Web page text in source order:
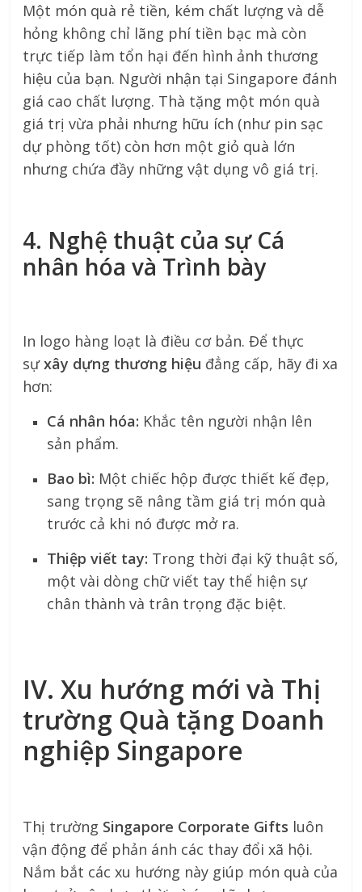
Một món quà rẻ tiền, kém chất lượng và dễ
hỏng không chỉ lãng phí tiền bạc mà còn
trực tiếp làm tổn hại đến hình ảnh thương
hiệu của bạn. Người nhận tại Singapore đánh
giá cao chất lượng. Thà tặng một món quà
giá trị vừa phải nhưng hữu ích (như pin sạc
dự phòng tốt) còn hơn một giỏ quà lớn
nhưng chứa đầy những vật dụng vô giá trị.
4. Nghệ thuật của sự Cá
nhân hóa và Trình bày
In logo hàng loạt là điều cơ bản. Để thực
sựxây dựng thương hiệu đẳng cấp, hãy đi xa
hơn:
Cá nhân hóa: Khắc tên người nhận lên
sản phẩm.
Bao bì: Một chiếc hộp được thiết kế đẹp,
sang trọng sẽ nâng tầm giá trị món quà
trước cả khi nó được mở ra.
Thiệp viết tay: Trong thời đại kỹ thuật số,
một vài dòng chữ viết tay thể hiện sự
chân thành và trân trọng đặc biệt.
IV. Xu hướng mới và Thị
trường Quà tặng Doanh
nghiệp Singapore
Thị trường Singapore Corporate Gifts luôn
vận động để phản ánh các thay đổi xã hội.
Nắm bắt các xu hướng này giúp món quà của